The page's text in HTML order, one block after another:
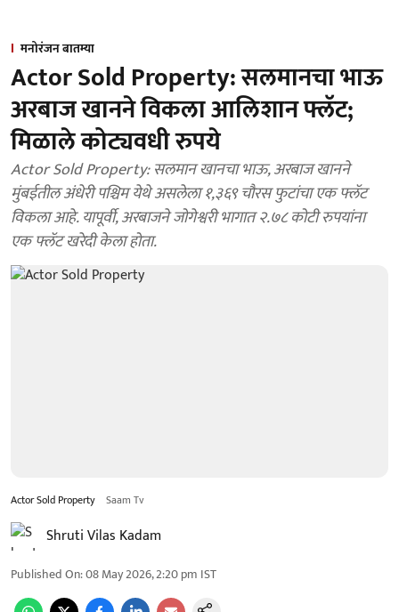
मनोरंजन बातम्या
Actor Sold Property: सलमानचा भाऊ
अरबाज खानने विकला आलिशान फ्लॅट;
मिळाले कोट्यवधी रुपये
Actor Sold Property: सलमान खानचा भाऊ, अरबाज खानने
मुंबईतील अंधेरी पश्चिम येथे असलेला १,३६९ चौरस फुटांचा एक फ्लॅट
विकला आहे. यापूर्वी, अरबाजने जोगेश्वरी भागात २.७८ कोटी रुपयांना
एक फ्लॅट खरेदी केला होता.
Actor Sold Property Saam Tv
Shruti Vilas Kadam
Published On:08 May 2026, 2:20 pm IST